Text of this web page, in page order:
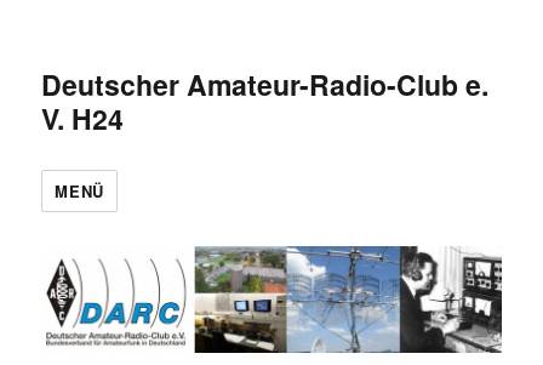
Deutscher Amateur-Radio-Club e.
V. H24
MENÜ